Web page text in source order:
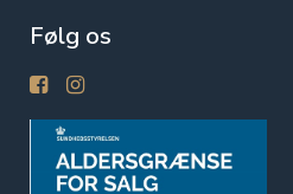
Følg os